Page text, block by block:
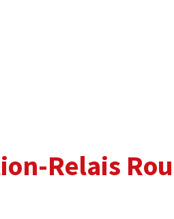
Relais